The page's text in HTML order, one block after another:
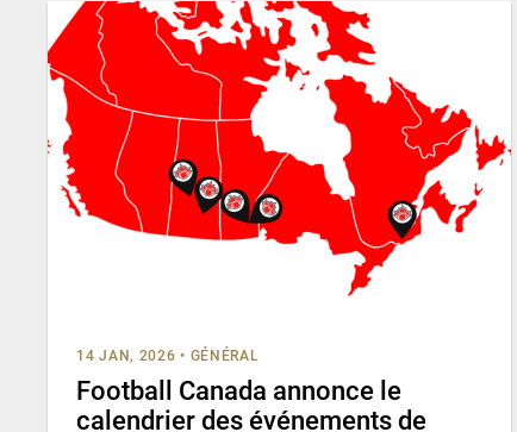
14 JAN, 2026 • GÉNÉRAL
Football Canada annonce le
calendrier des événements de